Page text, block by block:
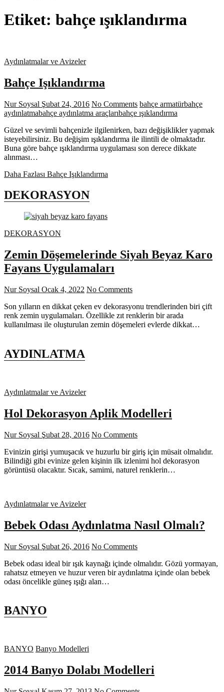
Etiket: bahçe ışıklandırma
Aydınlatmalar ve Avizeler
Bahçe Işıklandırma
Nur Soysal Şubat 24, 2016 No Comments bahçe armatürbahçe
aydınlatmabahçe aydınlatma araçlarıbahçe ışıklandırma
Güzel ve sevimli bahçenizle ilgilenirken, bazı değişiklikler yapmak
isteyebilirsiniz. Bu değişim ışıklandırma ile ilintili de olmaktadır.
Buna göre bahçe ışıklandırma uygulaması son derece dikkate
alınması…
Daha Fazlası Bahçe Işıklandırma
DEKORASYON
DEKORASYON
Zemin Döşemelerinde Siyah Beyaz Karo
Fayans Uygulamaları
Nur Soysal Ocak 4, 2022 No Comments
Son yılların en dikkat çeken ev dekorasyonu trendlerinden biri çift
renk zemin uygulamaları. Özellikle zıt renklerin bir arada
kullanılması ile oluşturulan zemin döşemeleri evlerde dikkat…
AYDINLATMA
Aydınlatmalar ve Avizeler
Hol Dekorasyon Aplik Modelleri
Nur Soysal Şubat 28, 2016 No Comments
Evinizin girişi yumuşacık ve huzurlu bir giriş için müsait olmalıdır.
Bilindiği gibi evinize gelen kişinin ilk izlenimi hol dekorasyon
görüntüsü olacaktır. Sıcak, samimi, naturel renklerin…
Aydınlatmalar ve Avizeler
Bebek Odası Aydınlatma Nasıl Olmalı?
Nur Soysal Şubat 26, 2016 No Comments
Bebek odası ideal bir ışık kaynağı içinde olmalıdır. Gözü yormayan,
rahatsız etmeyen ve huzur veren bir aydınlatma içinde olan bebek
odası öncelikle güneş ışığı alan…
BANYO
BANYO Banyo Modelleri
2014 Banyo Dolabı Modelleri